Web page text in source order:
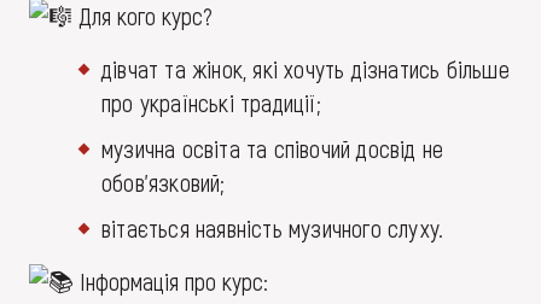
Для кого курс?
дівчат та жінок, які хочуть дізнатись більше
про українські традиції;
музична освіта та співочий досвід не
обов’язковий;
вітається наявність музичного слуху.
Інформація про курс: